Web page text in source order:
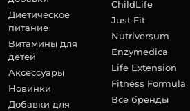
Диетическое
питание
Витамины для
детей
Аксессуары
Новинки
Добавки для
ChildLife
Just Fit
Nutriversum
Enzymedica
Life Extension
Fitness Formula
Все бренды